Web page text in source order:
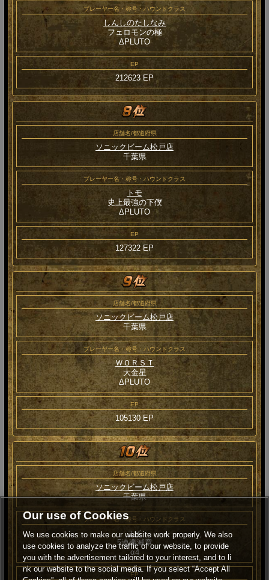
プレーヤー名・称号・ハウンドクラス
しんしのたしなみ
フェロモンの極
ΔPLUTO
EP
212623 EP
店舗名/都道府県
ソニックビーム松戸店
千葉県
プレーヤー名・称号・ハウンドクラス
トモ
史上最強の下僕
ΔPLUTO
EP
127322 EP
店舗名/都道府県
ソニックビーム松戸店
千葉県
プレーヤー名・称号・ハウンドクラス
ＷＯＲＳＴ
大金星
ΔPLUTO
EP
105130 EP
店舗名/都道府県
ソニックビーム松戸店
千葉県
プレーヤー名・称号・ハウンドクラス
ユイ
5連殲滅章
α4
EP
Our use of Cookies
We use cookies to make our website work properly. We also
use cookies to analyze the traffic of our website, to provide
you with the advertisement tailored to your interest, and to li
nk our website to the social media. If you select “Accept All